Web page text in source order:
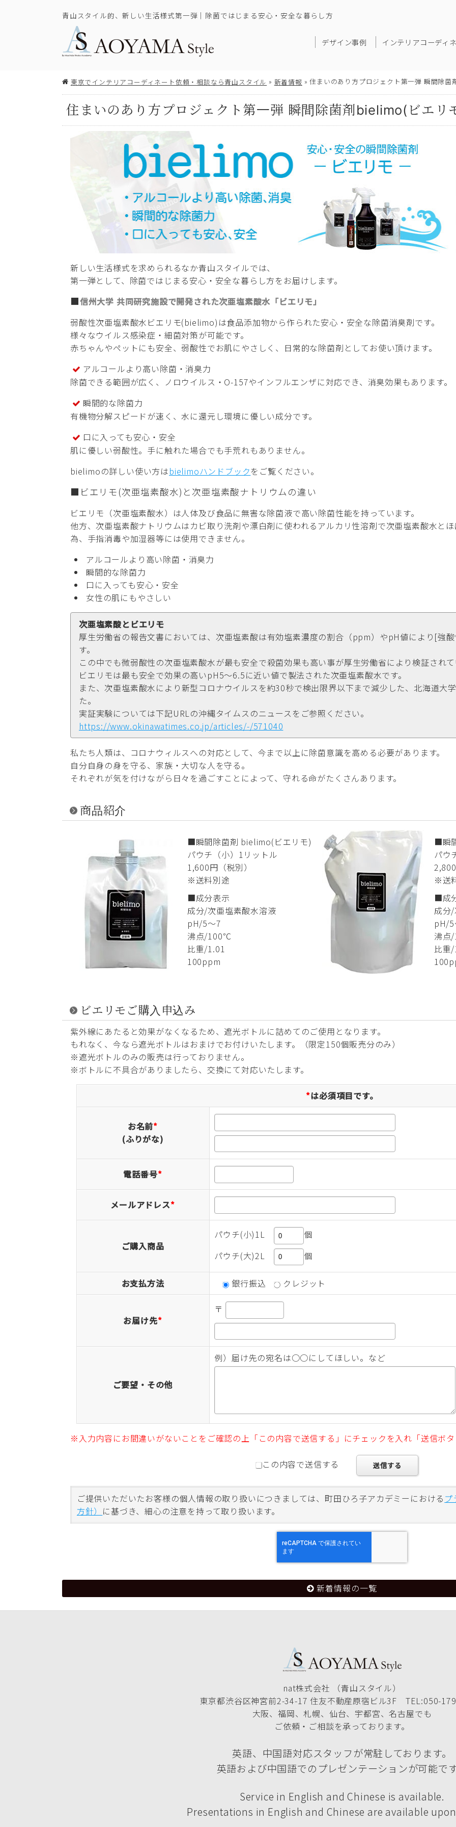
青山スタイル的、新しい生活様式第一弾｜除菌ではじまる安心・安全な暮らし方
デザイン事例 インテリアコーディ
東京でインテリアコーディネート依頼・相談なら青山スタイル » 新着情報 »住まいのあり方プロジェクト第一弾 瞬間除
住まいのあり方プロジェクト第一弾 瞬間除菌剤bielimo(ビエリ
新しい生活様式を求められるなか青山スタイルでは、
第一弾として、除菌ではじまる安心・安全な暮らし方をお届けします。
■信州大学 共同研究施設で開発された次亜塩素酸水「ビエリモ」
弱酸性次亜塩素酸水ビエリモ(bielimo)は食品添加物から作られた安心・安全な除菌消臭剤です。
様々なウイルス感染症・細菌対策が可能です。
赤ちゃんやペットにも安全、弱酸性でお肌にやさしく、日常的な除菌剤としてお使い頂けます。
アルコールより高い除菌・消臭力
除菌できる範囲が広く、ノロウイルス・O-157やインフルエンザに対応でき、消臭効果もあります。
瞬間的な除菌力
有機物分解スピードが速く、水に還元し環境に優しい成分です。
口に入っても安心・安全
肌に優しい弱酸性。手に触れた場合でも手荒れもありません。
bielimoの詳しい使い方はbielimoハンドブックをご覧ください。
■ビエリモ(次亜塩素酸水)と次亜塩素酸ナトリウムの違い
ビエリモ（次亜塩素酸水）は人体及び食品に無害な除菌液で高い除菌性能を持っています。
他方、次亜塩素酸ナトリウムはカビ取り洗剤や漂白剤に使われるアルカリ性溶剤で次亜塩素酸水と
為、手指消毒や加湿器等には使用できません。
アルコールより高い除菌・消臭力
瞬間的な除菌力
口に入っても安心・安全
女性の肌にもやさしい
次亜塩素酸とビエリモ
厚生労働省の報告文書においては、次亜塩素酸は有効塩素濃度の割合（ppm）やpH値により[強
す。
この中でも微弱酸性の次亜塩素酸水が最も安全で殺菌効果も高い事が厚生労働省により検証されて
ビエリモは最も安全で効果の高いpH5～6.5に近い値で製法された次亜塩素酸水です。
また、次亜塩素酸水により新型コロナウイルスを約30秒で検出限界以下まで減少した、北海道大
た。
実証実験については下記URLの沖縄タイムスのニュースをご参照ください。
https://www.okinawatimes.co.jp/articles/-/571040
私たち人類は、コロナウィルスへの対応として、今まで以上に除菌意識を高める必要があります。
自分自身の身を守る、家族・大切な人を守る。
それぞれが気を付けながら日々を過ごすことによって、守れる命がたくさんあります。
商品紹介
■瞬間除菌剤 bielimo(ビエリモ)
パウチ（小）1リットル
1,600円（税別）
※送料別途
■成分表示
成分/次亜塩素酸水溶液
pH/5～7
沸点/100℃
比重/1.01
100ppm
■瞬
パウ
※送
■成
成分
pH/5
沸
比重
ビエリモご購入申込み
紫外線にあたると効果がなくなるため、遮光ボトルに詰めてのご使用となります。
もれなく、今なら遮光ボトルはおまけでお付けいたします。（限定150個販売分のみ）
※遮光ボトルのみの販売は行っておりません。
※ボトルに不具合がありましたら、交換にて対応いたします。
*は必須項目です。
お名前*
(ふりがな)
電話番号*
メールアドレス*
ご購入商品
パウチ(小)1L
個
パウチ(大)2L
個
お支払方法 銀行振込 クレジット
お届け先*
〒
ご要望・その他
例）届け先の宛名は○○にしてほしい。など
※入力内容にお間違いがないことをご確認の上「この内容で送信する」にチェックを入れ「送信ボタ
この内容で送信する
ご提供いただいたお客様の個人情報の取り扱いにつきましては、町田ひろ子アカデミーにおける プ
方針） に基づき、細心の注意を持って取り扱います。
新着情報の一覧
nat株式会社 （青山スタイル）
東京都渋谷区神宮前2-34-17 住友不動産原宿ビル3F TEL:050-
大阪、福岡、札幌、仙台、宇都宮、名古屋でも
ご依頼・ご相談を承っております。
英語、中国語対応スタッフが常駐しております。
英語および中国語でのプレゼンテーションが可能です
Service in English and Chinese is available.
Presentations in English and Chinese are available